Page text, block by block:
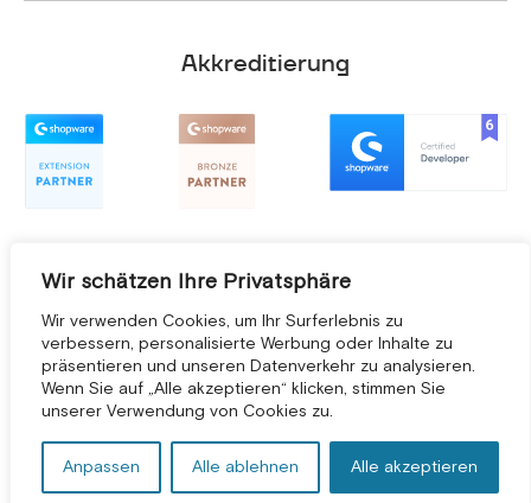
Wir schätzen Ihre Privatsphäre
Wir verwenden Cookies, um Ihr Surferlebnis zu
verbessern, personalisierte Werbung oder Inhalte zu
präsentieren und unseren Datenverkehr zu analysieren.
Wenn Sie auf „Alle akzeptieren“ klicken, stimmen Sie
unserer Verwendung von Cookies zu.
Anpassen Alle ablehnen Alle akzeptieren
KOSTENLOSE BERATUNG *
Akkreditierung